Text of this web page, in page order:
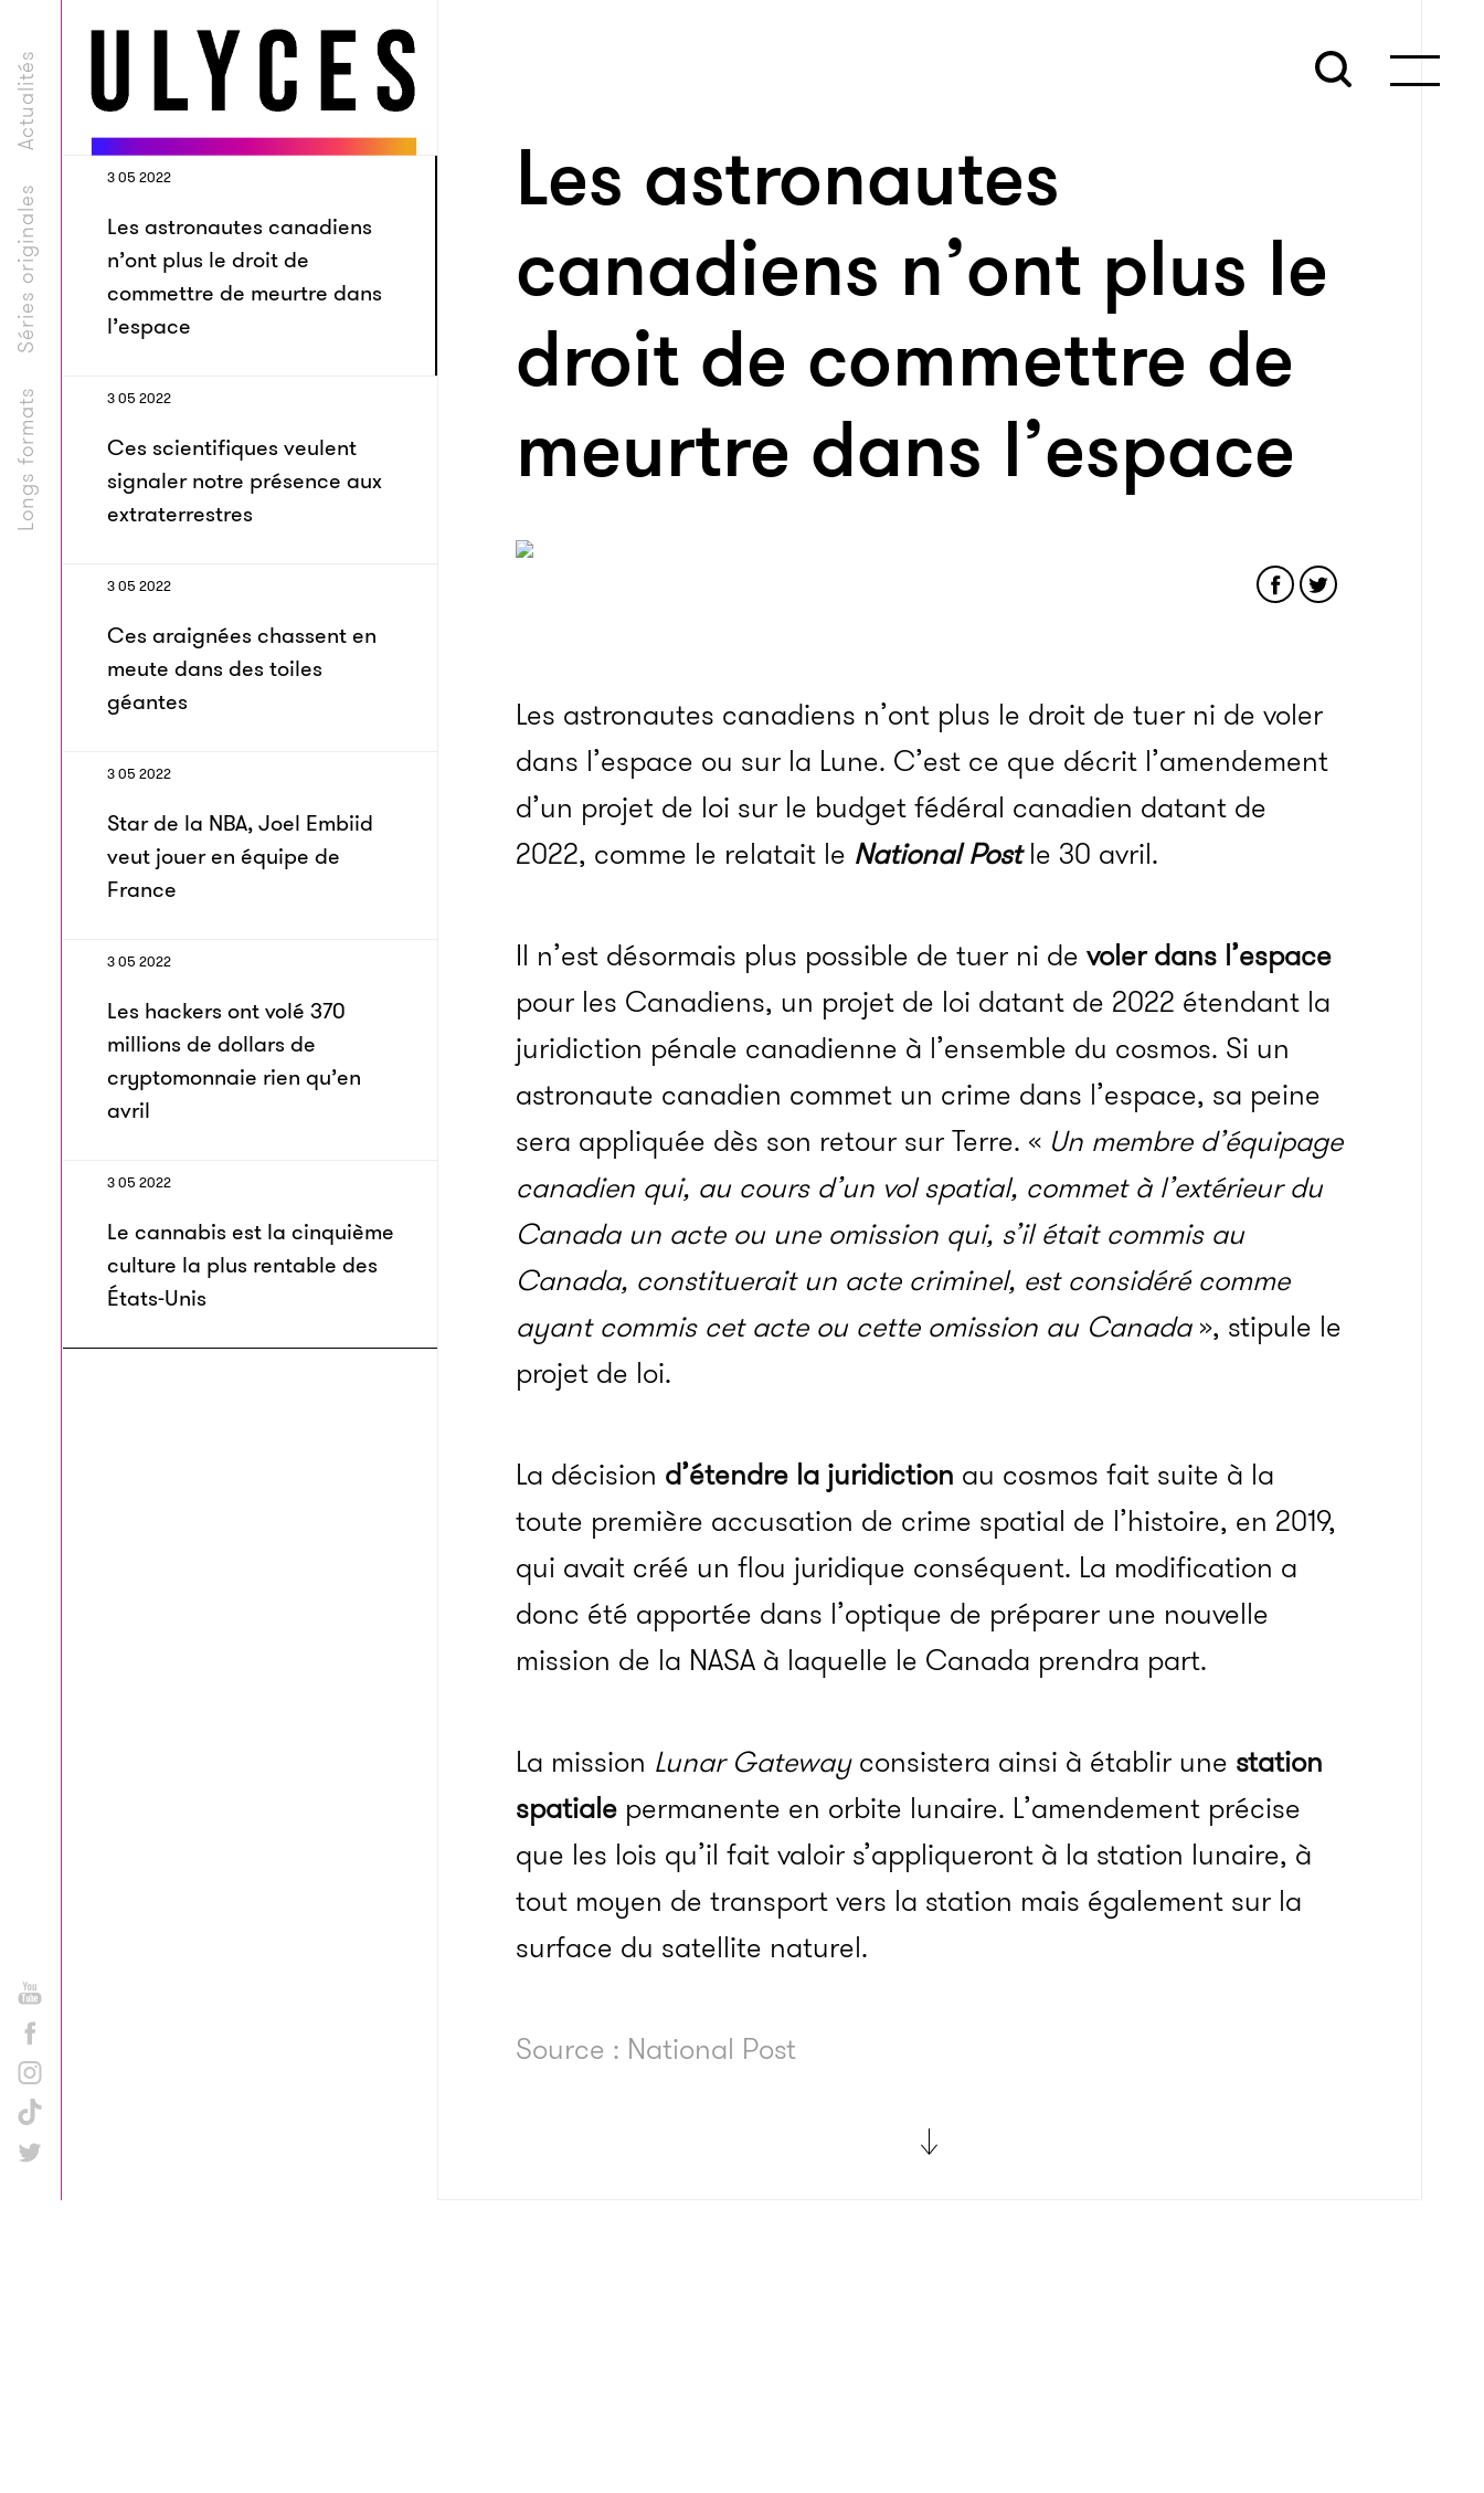
Longs formats
Séries originales
Actualités
3 05 2022
Les astronautes canadiens
n’ont plus le droit de
commettre de meurtre dans
l’espace
3 05 2022
Ces scientifiques veulent
signaler notre présence aux
extraterrestres
3 05 2022
Ces araignées chassent en
meute dans des toiles
géantes
3 05 2022
Star de la NBA, Joel Embiid
veut jouer en équipe de
France
3 05 2022
Les hackers ont volé 370
millions de dollars de
cryptomonnaie rien qu’en
avril
3 05 2022
Le cannabis est la cinquième
culture la plus rentable des
États-Unis
Les astronautes
canadiens n’ont plus le
droit de commettre de
meurtre dans l’espace
Les astronautes canadiens n’ont plus le droit de tuer ni de voler
dans l’espace ou sur la Lune. C’est ce que décrit l’amendement
d’un projet de loi sur le budget fédéral canadien datant de
2022, comme le relatait le National Postle 30 avril.
Il n’est désormais plus possible de tuer ni de voler dans l’espace
pour les Canadiens, un projet de loi datant de 2022 étendant la
juridiction pénale canadienne à l’ensemble du cosmos. Si un
astronaute canadien commet un crime dans l’espace, sa peine
sera appliquée dès son retour sur Terre. « Un membre d’équipage
canadien qui, au cours d’un vol spatial, commet à l’extérieur du
Canada un acte ou une omission qui, s’il était commis au
Canada, constituerait un acte criminel, est considéré comme
ayant commis cet acte ou cette omission au Canada», stipule le
projet de loi.
La décision d’étendre la juridiction au cosmos fait suite à la
toute première accusation de crime spatial de l’histoire, en 2019,
qui avait créé un flou juridique conséquent. La modification a
donc été apportée dans l’optique de préparer une nouvelle
mission de la NASA à laquelle le Canada prendra part.
La mission Lunar Gatewayconsistera ainsi à établir une station
spatiale permanente en orbite lunaire. L’amendement précise
que les lois qu’il fait valoir s’appliqueront à la station lunaire, à
tout moyen de transport vers la station mais également sur la
surface du satellite naturel.
Source : National Post